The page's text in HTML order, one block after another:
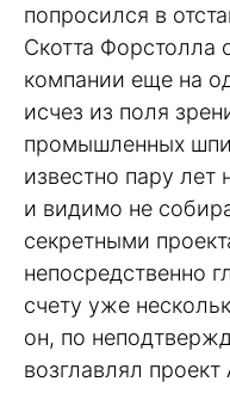
попросился в
Скотта Форстолла
компании еще на
исчез из поля
промышленных
известно пару лет
и видимо не
секретными
непосредственно
счету уже
он, по
возглавлял проект